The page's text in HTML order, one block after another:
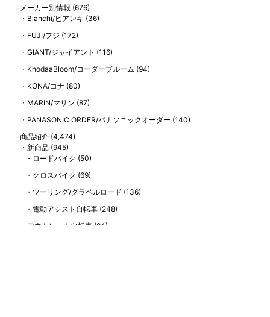
メーカー別情報 (676)
Bianchi/ビアンキ (36)
FUJI/フジ (172)
GIANT/ジャイアント (116)
KhodaaBloom/コーダーブルーム (94)
KONA/コナ (80)
MARIN/マリン (87)
PANASONIC ORDER/パナソニックオーダー (140)
商品紹介 (4,474)
新商品 (945)
ロードバイク (50)
クロスバイク (69)
ツーリング/グラベルロード (136)
電動アシスト自転車(248)
アウトレット自転車 (84)